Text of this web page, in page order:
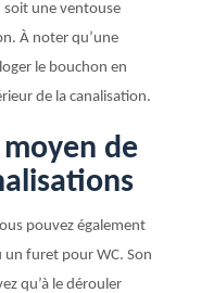
soit une ventouse
À noter qu’une
le bouchon en
de la canalisation.
de
pouvez également
furet pour WC. Son
qu’à le dérouler